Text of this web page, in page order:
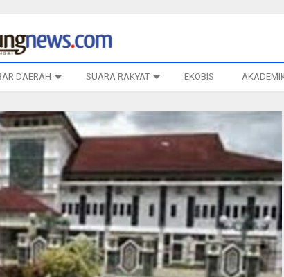
DAERAH SUARA RAKYAT EKOBIS